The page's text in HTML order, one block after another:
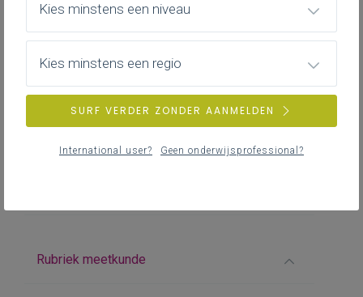
Opbouw van het leerplan
Rubriek problemen oplossen en
Rubriek meetkunde
Kies minstens een niveau
Kies minstens een regio
SURF VERDER ZONDER AANMELDEN
International user? Geen onderwijsprofessional?